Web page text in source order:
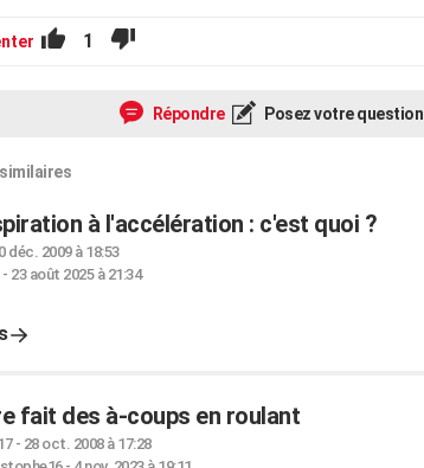
1
Répondre Posez votre question
à l'accélération : c'est quoi ?
déc. 2009 à 18:53
- 23 août 2025 à 21:34
fait des à-coups en roulant
- 28 oct. 2008 à 17:28